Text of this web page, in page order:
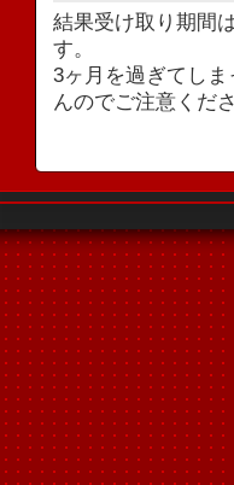
結果受け取り期間
す。
3ヶ月を過ぎてし
んのでご注意くだ